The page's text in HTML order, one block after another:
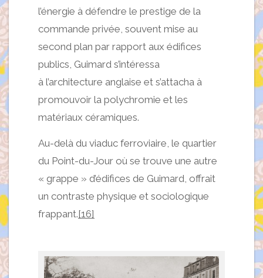
l’énergie à défendre le prestige de la
commande privée, souvent mise au
second plan par rapport aux édifices
publics, Guimard s’intéressa
à l’architecture anglaise et s’attacha à
promouvoir la polychromie et les
matériaux céramiques.
Au-delà du viaduc ferroviaire, le quartier
du Point-du-Jour où se trouve une autre
« grappe » d’édifices de Guimard, offrait
un contraste physique et sociologique
frappant.[16]